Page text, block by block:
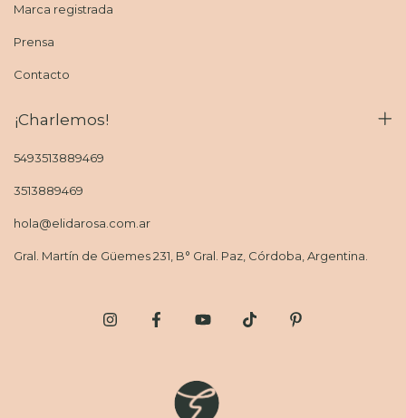
Marca registrada
Prensa
Contacto
¡Charlemos!
5493513889469
3513889469
hola@elidarosa.com.ar
Gral. Martín de Güemes 231, B° Gral. Paz, Córdoba, Argentina.